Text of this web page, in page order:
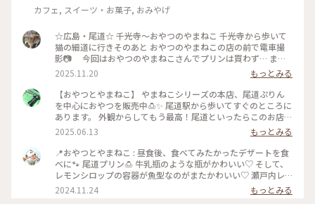
カフェ, スイーツ・お菓子, おみやげ
☆広島・尾道☆ 千光寺〜おやつのやまねこ 千光寺から歩いて
猫の細道に行きそのあと おやつのやまねこの店の前で電車撮
影📷 今回はおやつのやまねこさんでプリンは買わず… また
次のお楽しみにとっておきます😊 人力車実際に見るのは初め
て!! 乗る勇気はなくて写真だけ撮影しました📷 #ことりっぷと
一緒 #ことりっぷ #出戻り #写真 #一眼レフカメラ #canon
#canoneoskissx9 #広島 #お出かけ #ドライブ #尾道 #日帰り
の旅
2025.11.20
もっとみる
【おやつとやまねこ】 やまねこシリーズの本店、尾道ぷりん
を中心におやつを販売中🍮✨ 尾道駅から歩いてすぐのところに
あります。 外観からしてもう最高！尾道といったらこのお店
🐈！ 様々な種類の尾道ぷりんに焼き菓子、やまねこのお店の方
でメインで売っているチーズケーキの箱もショーケースにあり
ました🍰 お店の外にこれまたレトロなベンチがあるのでテイ
クアウトしてすぐに楽しむのも非常にあり！ #尾道グルメ #尾
道プリン #人気店 #レトロ #フォトジェニック #プリン #アメリ
カンクッキー #チーズケーキ #食べ歩き #猫
2025.06.13
もっとみる
📍おやつとやまねこ : 昼食後、食べてみたかったデザートを食
べに🐾 尾道プリン🍮 牛乳瓶のような瓶がかわいい♡ そして、
レモンシロップの容器が魚型なのがまたかわいい♡ 瀬戸内レ
モンシロップでさっぱり爽やかなプリンでした🍋 10分くらい
並んで買えました！ 午前中にスイーツを食べ、お昼もラーメ
2024.11.24 もっとみる